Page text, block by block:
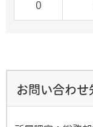
0
お問い合わせ